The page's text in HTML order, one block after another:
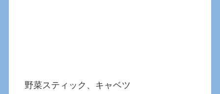
野菜スティック、キャベツ